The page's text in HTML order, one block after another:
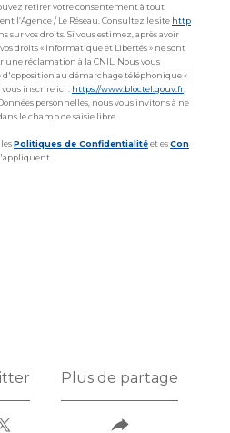
retirer votre consentement à tout
l’Agence / Le Réseau. Consultez le site http
sur vos droits. Si vous estimez, après avoir
droits « Informatique et Libertés » ne sont
une réclamation à la CNIL. Nous vous
d'opposition au démarchage téléphonique «
vous inscrire ici : https://www.bloctel.gouv.fr.
personnelles, nous vous invitons à ne
le champ de saisie libre.
Politiques de Confidentialitéet esCon
Plus de partage